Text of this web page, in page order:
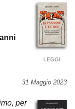
LEGGI
31 Maggio 2023
per